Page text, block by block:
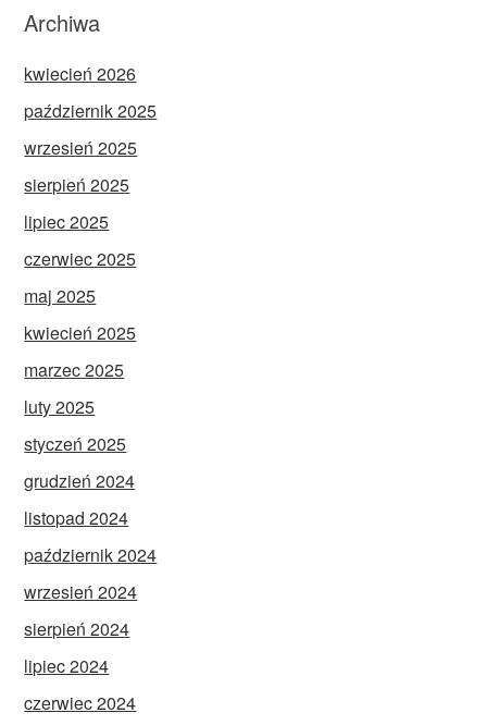
Archiwa
kwiecień 2026
październik 2025
wrzesień 2025
sierpień 2025
lipiec 2025
czerwiec 2025
maj 2025
kwiecień 2025
marzec 2025
luty 2025
styczeń 2025
grudzień 2024
listopad 2024
październik 2024
wrzesień 2024
sierpień 2024
lipiec 2024
czerwiec 2024